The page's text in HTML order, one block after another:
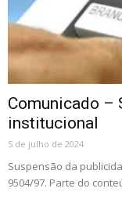
Comunicado –
institucional
5 de julho de 2024
Suspensão da
9504/97. Parte do